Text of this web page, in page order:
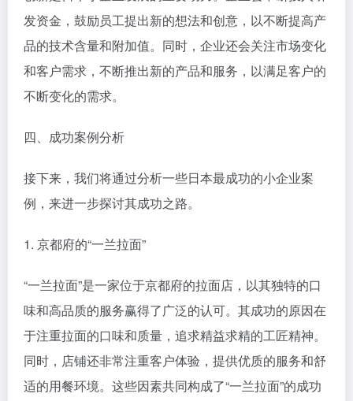
发资金，鼓励员工提出新的想法和创意，以不断提高产
品的技术含量和附加值。同时，企业还会关注市场变化
和客户需求，不断推出新的产品和服务，以满足客户的
不断变化的需求。
四、成功案例分析
接下来，我们将通过分析一些日本最成功的小企业案
例，来进一步探讨其成功之路。
1. 京都府的“一兰拉面”
“一兰拉面”是一家位于京都府的拉面店，以其独特的口
味和高品质的服务赢得了广泛的认可。其成功的原因在
于注重拉面的口味和质量，追求精益求精的工匠精神。
同时，店铺还非常注重客户体验，提供优质的服务和舒
适的用餐环境。这些因素共同构成了“一兰拉面”的成功